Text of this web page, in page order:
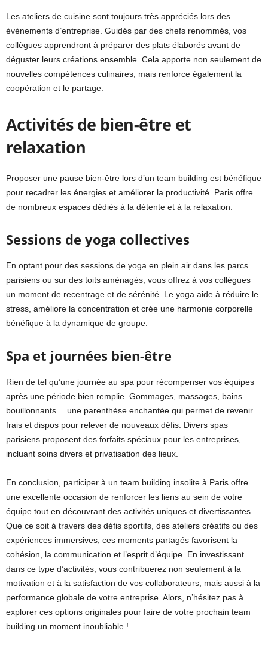
Les ateliers de cuisine sont toujours très appréciés lors des
événements d’entreprise. Guidés par des chefs renommés, vos
collègues apprendront à préparer des plats élaborés avant de
déguster leurs créations ensemble. Cela apporte non seulement de
nouvelles compétences culinaires, mais renforce également la
coopération et le partage.
Activités de bien-être et
relaxation
Proposer une pause bien-être lors d’un team building est bénéfique
pour recadrer les énergies et améliorer la productivité. Paris offre
de nombreux espaces dédiés à la détente et à la relaxation.
Sessions de yoga collectives
En optant pour des sessions de yoga en plein air dans les parcs
parisiens ou sur des toits aménagés, vous offrez à vos collègues
un moment de recentrage et de sérénité. Le yoga aide à réduire le
stress, améliore la concentration et crée une harmonie corporelle
bénéfique à la dynamique de groupe.
Spa et journées bien-être
Rien de tel qu’une journée au spa pour récompenser vos équipes
après une période bien remplie. Gommages, massages, bains
bouillonnants… une parenthèse enchantée qui permet de revenir
frais et dispos pour relever de nouveaux défis. Divers spas
parisiens proposent des forfaits spéciaux pour les entreprises,
incluant soins divers et privatisation des lieux.
En conclusion, participer à un team building insolite à Paris offre
une excellente occasion de renforcer les liens au sein de votre
équipe tout en découvrant des activités uniques et divertissantes.
Que ce soit à travers des défis sportifs, des ateliers créatifs ou des
expériences immersives, ces moments partagés favorisent la
cohésion, la communication et l’esprit d’équipe. En investissant
dans ce type d’activités, vous contribuerez non seulement à la
motivation et à la satisfaction de vos collaborateurs, mais aussi à la
performance globale de votre entreprise. Alors, n’hésitez pas à
explorer ces options originales pour faire de votre prochain team
building un moment inoubliable !